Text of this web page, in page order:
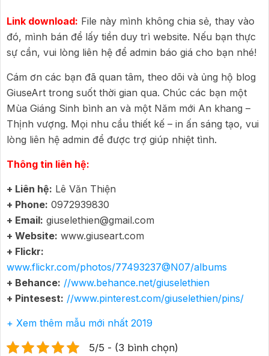
Link download: File này mình không chia sẻ, thay vào
đó, mình bán để lấy tiền duy trì website. Nếu bạn thực
sự cần, vui lòng liên hệ để admin báo giá cho bạn nhé!
Cám ơn các bạn đã quan tâm, theo dõi và ủng hộ blog
GiuseArt trong suốt thời gian qua. Chúc các bạn một
Mùa Giáng Sinh bình an và một Năm mới An khang –
Thịnh vượng. Mọi nhu cầu thiết kế – in ấn sáng tạo, vui
lòng liên hệ admin để được trợ giúp nhiệt tình.
Thông tin liên hệ:
+ Liên hệ: Lê Văn Thiện
+ Phone: 0972939830
+ Email: giuselethien@gmail.com
+ Website: www.giuseart.com
+ Flickr:
www.flickr.com/photos/77493237@N07/albums
+ Behance: //www.behance.net/giuselethien
+ Pintesest: //www.pinterest.com/giuselethien/pins/
+ Xem thêm mẫu mới nhất 2019
5/5 - (3 bình chọn)